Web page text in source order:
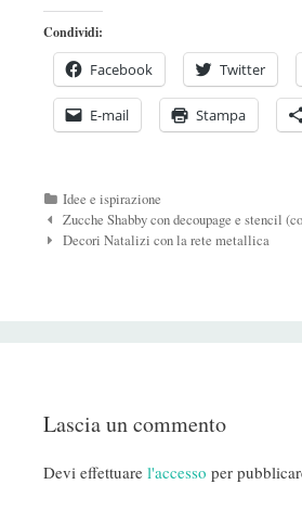
Condividi:
Facebook Twitter
E-mail Stampa
Categorie
Idee e ispirazione
Navigazione
Post
Zucche Shabby con decoupage e stencil
Decori Natalizi con la rete metallica
Lascia un commento
Devi effettuare l'accesso per